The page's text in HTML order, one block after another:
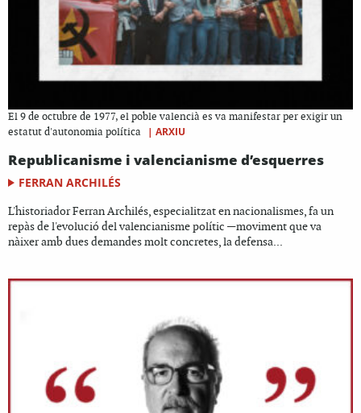
El 9 de octubre de 1977, el poble valencià es va manifestar per exigir un
estatut d'autonomia política
| ARXIU
Republicanisme i valencianisme d’esquerres
FERRAN ARCHILÉS
L'historiador Ferran Archilés, especialitzat en nacionalismes, fa un
repàs de l'evolució del valencianisme polític —moviment que va
nàixer amb dues demandes molt concretes, la defensa...